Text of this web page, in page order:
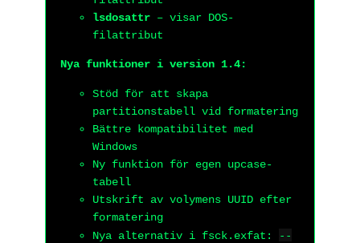
lsdosattr – visar DOS-
filattribut
Nya funktioner i version 1.4:
Stöd för att skapa
partitionstabell vid formatering
Bättre kompatibilitet med
Windows
Ny funktion för egen upcase-
tabell
Utskrift av volymens UUID efter
formatering
Nya alternativ i fsck.exfat:
--